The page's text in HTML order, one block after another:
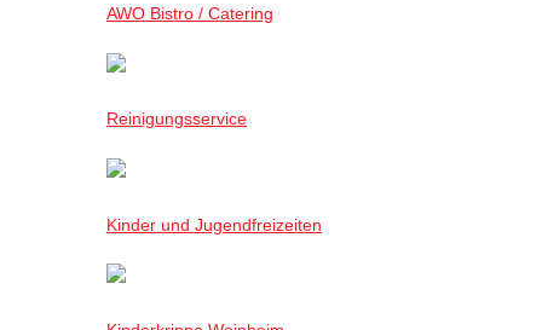
AWO Bistro / Catering
Reinigungsservice
Kinder und Jugendfreizeiten